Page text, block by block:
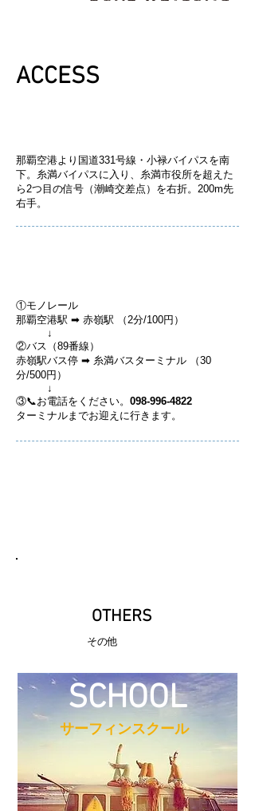
​ACCESS
那覇空港より国道331号線・小禄バイパスを南
下。 糸満バイパスに入り、糸満市役所を超えた
ら2つ目の信号（潮崎交差点）を右折。200m先
右手。
①モノレール
那覇空港駅 ➡ 赤嶺駅 （2分/100円）
↓
②バス（89番線）
赤嶺駅バス停 ➡ 糸満バスターミナル （30
分/500円）
​ ↓
③📞お電話をください。 098-996-4822
ターミナルまでお迎えに行きます。
​OTHERS
​その他
​サーフィンスクール
SCHOOL